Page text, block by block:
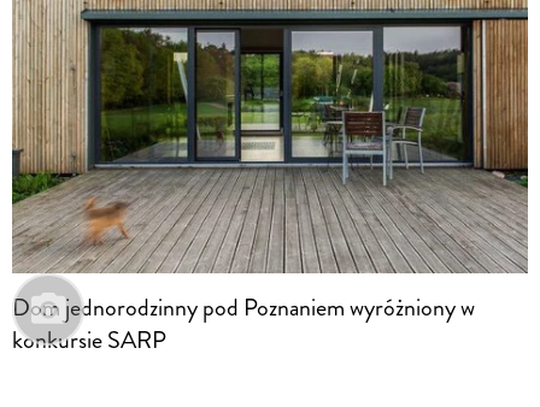
Dom jednorodzinny pod Poznaniem wyróżniony w
konkursie SARP